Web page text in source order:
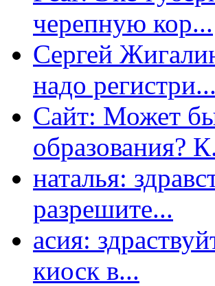
черепную кор...
Сергей
надо регистри...
Сайт: Может
образования?
наталья:
разрешите...
асия:
киоск в...